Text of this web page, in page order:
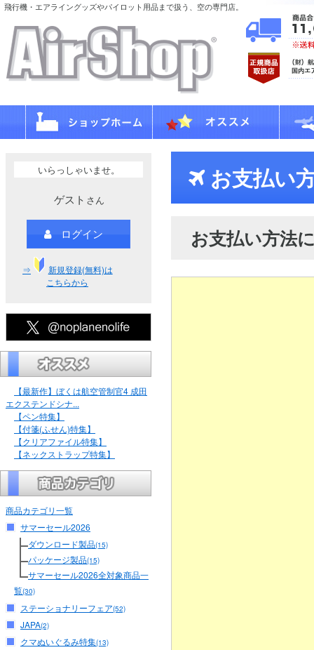
飛行機・エアライングッズやパイロット用品まで扱う、空の専門店。
いらっしゃいませ。
ゲスト さん
ログイン
⇒
新規登録(無料)は
こちらから
【最新作】ぼくは航空管制官4 成田
エクステンドシナ...
【ペン特集】
【付箋(ふせん)特集】
【クリアファイル特集】
【ネックストラップ特集】
商品カテゴリ一覧
サマーセール2026
ダウンロード製品(15)
パッケージ製品(15)
サマーセール2026全対象商品一
覧(30)
ステーショナリーフェア(52)
JAPA(2)
クマぬいぐるみ特集(13)
お支払い
お支払い方法